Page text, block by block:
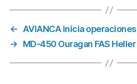
←
AVIANCA inicia
→
MD-450 Ouragan FAS